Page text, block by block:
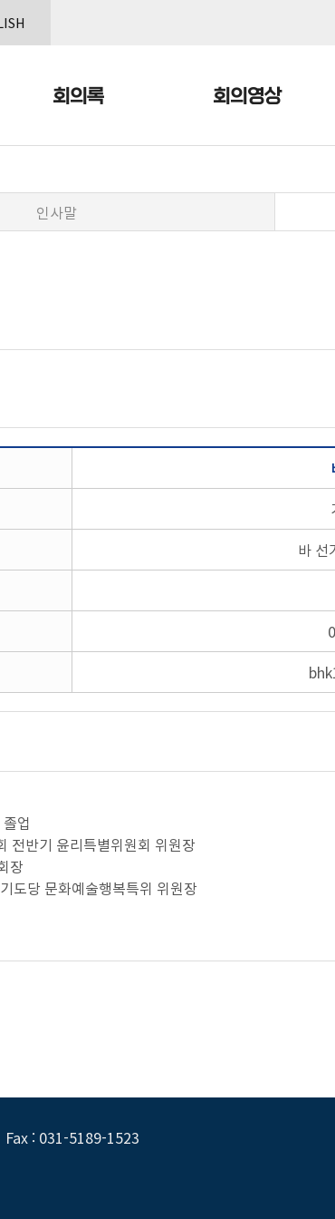
회의록 회의영상
인사말
바 선
업
전반기 윤리특별위원회 위원장
장
도당 문화예술행복특위 위원장
Fax : 031-5189-1523